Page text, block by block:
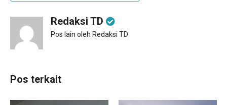
Redaksi TD
Pos lain oleh Redaksi TD
Pos terkait